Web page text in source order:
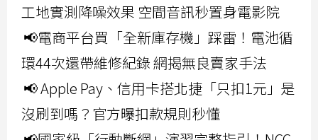
工地實測降噪效果 空間音訊秒置身電影院
📢電商平台買「全新庫存機」踩雷！電池循
環44次還帶維修紀錄 網揭無良賣家手法
📢 Apple Pay、信用卡搭北捷「只扣1元」是
沒刷到嗎？官方曝扣款規則秒懂